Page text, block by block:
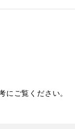
にご覧ください。